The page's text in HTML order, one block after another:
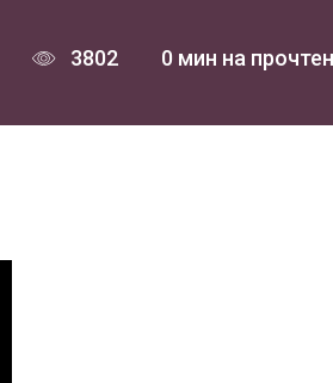
3802 0 мин на